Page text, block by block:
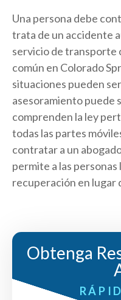
Una persona debe
trata de un accidente
servicio de transporte
común en Colorado
situaciones pueden
asesoramiento puede
comprenden la ley
todas las partes
contratar a un
permite a las
recuperación en lugar
Obtenga